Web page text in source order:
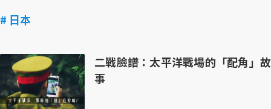
# 日本
二戰臉譜：太平洋戰場的「配角」故
事